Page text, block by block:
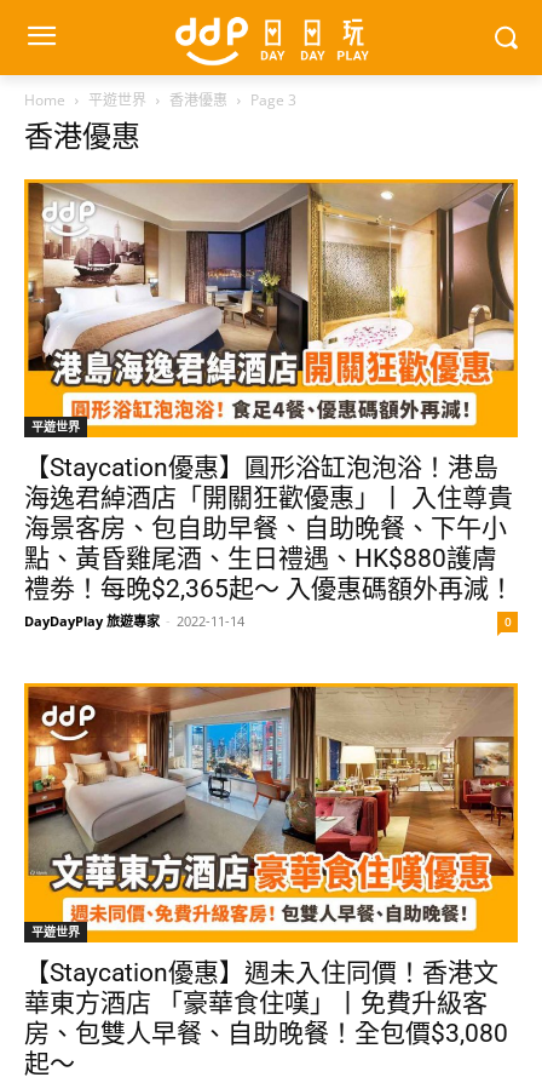
Home 平遊世界 香港優惠 Page 3
香港優惠
平遊世界
【Staycation優惠】圓形浴缸泡泡浴！港島
海逸君綽酒店「開關狂歡優惠」丨 入住尊貴
海景客房、包自助早餐、自助晚餐、下午小
點、黃昏雞尾酒、生日禮遇、HK$880護膚
禮劵！每晚$2,365起～ 入優惠碼額外再減！
DayDayPlay 旅遊專家 - 2022-11-14 0
平遊世界
【Staycation優惠】週未入住同價！香港文
華東方酒店 「豪華食住嘆」丨免費升級客
房、包雙人早餐、自助晚餐！全包價$3,080
起～